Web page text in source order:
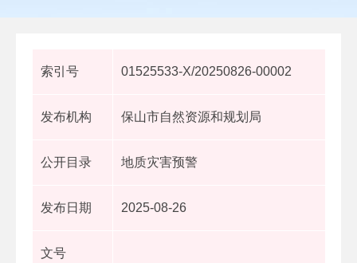
索引号 01525533-X/20250826-00002
发布机构 保山市自然资源和规划局
公开目录 地质灾害预警
发布日期 2025-08-26
文号